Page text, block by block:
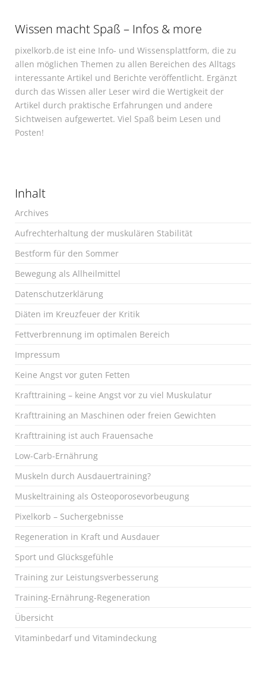
Wissen macht Spaß – Infos & more
pixelkorb.de ist eine Info- und Wissensplattform, die zu
allen möglichen Themen zu allen Bereichen des Alltags
interessante Artikel und Berichte veröffentlicht. Ergänzt
durch das Wissen aller Leser wird die Wertigkeit der
Artikel durch praktische Erfahrungen und andere
Sichtweisen aufgewertet. Viel Spaß beim Lesen und
Posten!
Inhalt
Archives
Aufrechterhaltung der muskulären Stabilität
Bestform für den Sommer
Bewegung als Allheilmittel
Datenschutzerklärung
Diäten im Kreuzfeuer der Kritik
Fettverbrennung im optimalen Bereich
Impressum
Keine Angst vor guten Fetten
Krafttraining – keine Angst vor zu viel Muskulatur
Krafttraining an Maschinen oder freien Gewichten
Krafttraining ist auch Frauensache
Low-Carb-Ernährung
Muskeln durch Ausdauertraining?
Muskeltraining als Osteoporosevorbeugung
Pixelkorb – Suchergebnisse
Regeneration in Kraft und Ausdauer
Sport und Glücksgefühle
Training zur Leistungsverbesserung
Training-Ernährung-Regeneration
Übersicht
Vitaminbedarf und Vitamindeckung